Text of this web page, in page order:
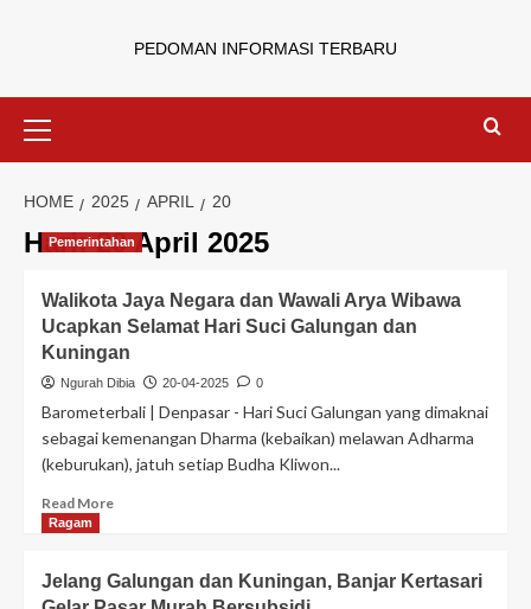
PEDOMAN INFORMASI TERBARU
HOME 2025 APRIL 20
Hari:20 April 2025
Pemerintahan
Walikota Jaya Negara dan Wawali Arya Wibawa
Ucapkan Selamat Hari Suci Galungan dan
Kuningan
Ngurah Dibia 20-04-2025 0
Barometerbali | Denpasar - Hari Suci Galungan yang dimaknai
sebagai kemenangan Dharma (kebaikan) melawan Adharma
(keburukan), jatuh setiap Budha Kliwon...
Read More
Ragam
Jelang Galungan dan Kuningan, Banjar Kertasari